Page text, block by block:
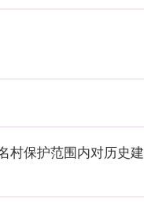
村保护范围内对历史建